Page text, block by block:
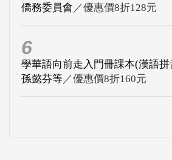
僑務委員會 ／優惠價8折128元
6
學華語向前走入門冊課本(漢語
孫懿芬等／優惠價8折160元